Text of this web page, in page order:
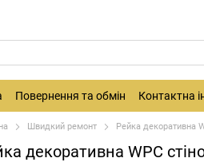
Повернення та обмін Контактна
Швидкий ремонт Рейка декоративна
декоративна WPC